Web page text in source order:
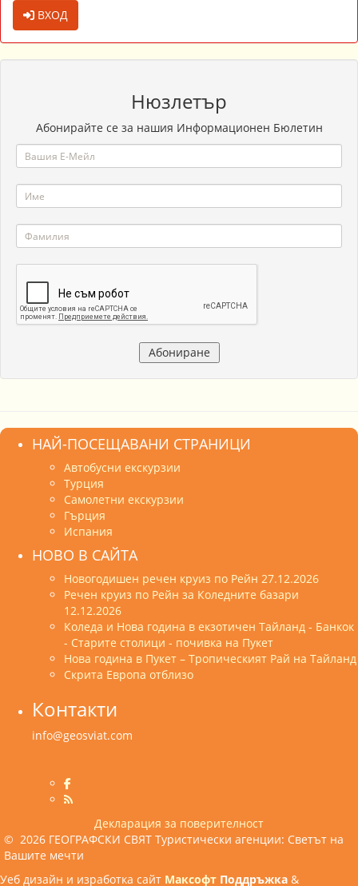
ВХОД
Нюзлетър
Абонирайте се за нашия Информационен Бюлетин
НАЙ-ПОСЕЩАВАНИ СТРАНИЦИ
Автобусни екскурзии
Турция
Самолетни екскурзии
Гърция
Испания
НОВО В САЙТА
Новогодишен речен круиз по Рейн 27.12.2026
Речен круиз по Рейн за Коледните базари
12.12.2026
Коледа и Нова година в екзотичен Тайланд - Банкок
- Старите столици - почивка на Пукет
Нова година в Пукет – Тропическият Рай на Тайланд
Скрита Европа отблизо
Контакти
info@geosviat.com
Декларация за поверителност
© 2026 ГЕОГРАФСКИ СВЯТ Туристически агенции: Светът на
Вашите мечти
Уеб дизайн и изработка сайт Максофт Поддръжка &